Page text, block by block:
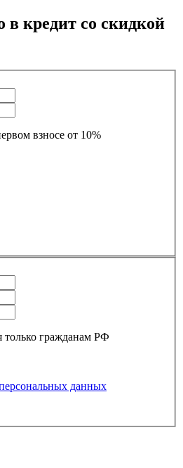
в кредит со скидкой
взносе от 10%
только гражданам РФ
данных